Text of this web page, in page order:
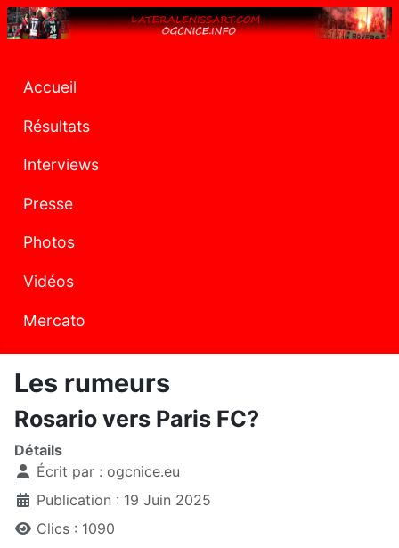
Accueil
Résultats
Interviews
Presse
Photos
Vidéos
Mercato
Les rumeurs
Rosario vers Paris FC?
Détails
Écrit par : ogcnice.eu
Publication : 19 Juin 2025
Clics : 1090